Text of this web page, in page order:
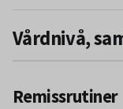
Vårdnivå,
Remissrutiner